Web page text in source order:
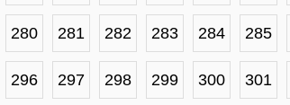
280 281 282 283 284 285
296 297 298 299 300 301